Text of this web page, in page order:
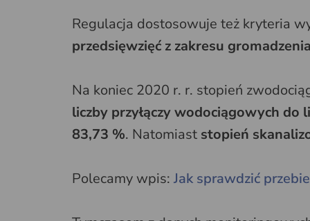
Regulacja dostosowuje też kryteria
przedsięwzięć z zakresu
Na koniec 2020 r. r. stopień
liczby przyłączy wodociągowych
83,73 %. Natomiast stopień
Polecamy wpis: Jak sprawdzić